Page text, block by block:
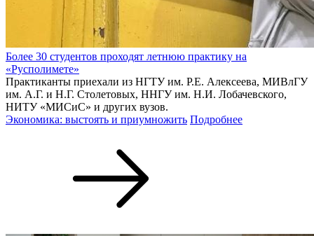
Более 30 студентов проходят летнюю практику на
«Русполимете»
Практиканты приехали из НГТУ им. Р.Е. Алексеева, МИВлГУ
им. А.Г. и Н.Г. Столетовых, ННГУ им. Н.И. Лобачевского,
НИТУ «МИСиС» и других вузов.
Экономика: выстоять и приумножить Подробнее